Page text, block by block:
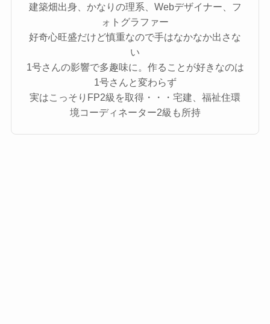
建築畑出身、かなりの理系、Webデザイナー、フ
ォトグラファー
好奇心旺盛だけど慎重なので手はなかなか出さな
い
1号さんの影響で多趣味に。作ることが好きなのは
1号さんと変わらず
実はこっそりFP2級を取得・・・宅建、福祉住環
境コーディネーター2級も所持